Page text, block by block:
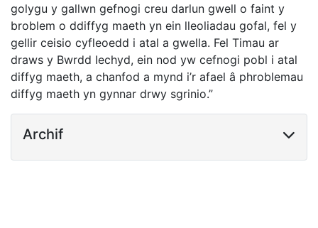
golygu y gallwn gefnogi creu darlun gwell o faint y
broblem o ddiffyg maeth yn ein lleoliadau gofal, fel y
gellir ceisio cyfleoedd i atal a gwella. Fel Timau ar
draws y Bwrdd Iechyd, ein nod yw cefnogi pobl i atal
diffyg maeth, a chanfod a mynd i’r afael â phroblemau
diffyg maeth yn gynnar drwy sgrinio.”
Archif